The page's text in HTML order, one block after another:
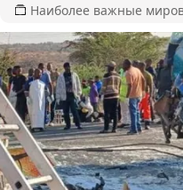
Наиболее важные